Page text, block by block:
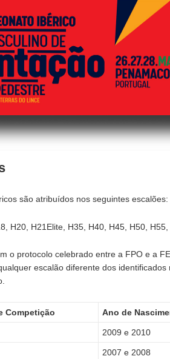
são atribuídos nos seguintes escalões:
H20, H21Elite, H35, H40, H45, H50,
o protocolo celebrado entre a FPO e a
escalão diferente dos
Competição Ano de
2009 e 2010
2007 e 2008